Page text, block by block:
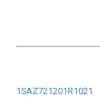
1SAZ721201R1021